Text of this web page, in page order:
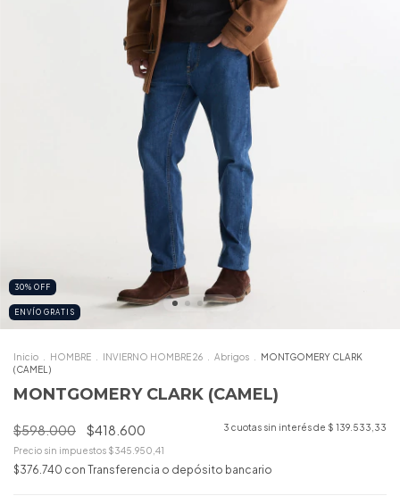
30% OFF
ENVÍO GRATIS
Inicio HOMBRE INVIERNO HOMBRE 26 Abrigos
MONTGOMERY CLARK
(CAMEL)
MONTGOMERY CLARK (CAMEL)
$598.000 $418.600 3 cuotas sin interés de $ 139.533,33
Precio sin impuestos $345.950,41
$376.740 con Transferencia o depósito bancario